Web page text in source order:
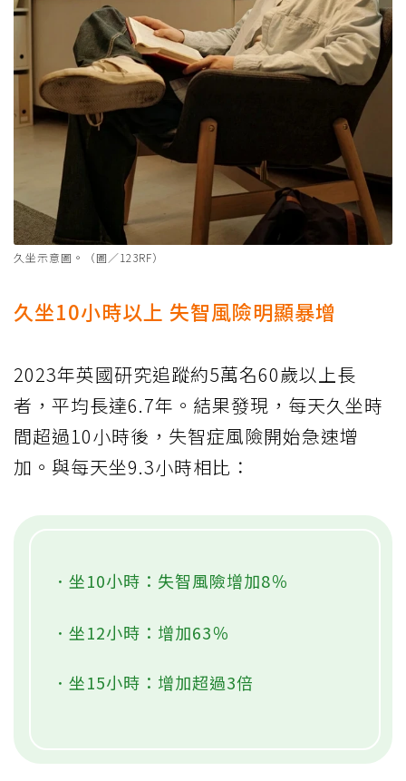
久坐示意圖。（圖／123RF）
久坐10小時以上 失智風險明顯暴增
2023年英國研究追蹤約5萬名60歲以上長
者，平均長達6.7年。結果發現，每天久坐時
間超過10小時後，失智症風險開始急速增
加。與每天坐9.3小時相比：
．坐10小時：失智風險增加8％
．坐12小時：增加63％
．坐15小時：增加超過3倍